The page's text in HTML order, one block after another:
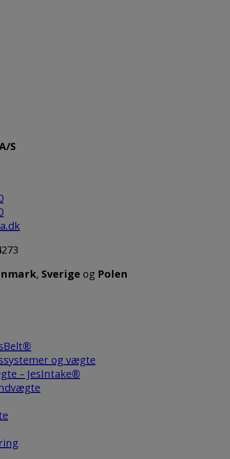
S
, Sverige og Polen
og vægte
– JesIntake®